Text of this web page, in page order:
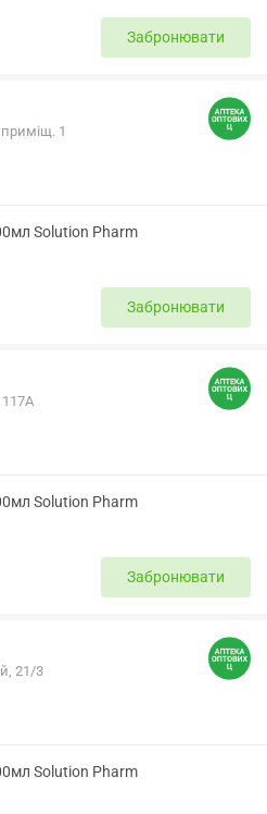
Забронювати
1
Solution Pharm
Забронювати
Solution Pharm
Забронювати
21/3
Solution Pharm